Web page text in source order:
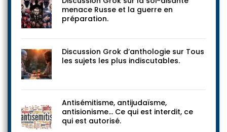
menace Russe et la guerre en
préparation.
Discussion Grok d’anthologie sur Tous
les sujets les plus indiscutables.
Antisémitisme, antijudaïsme,
antisionisme… Ce qui est interdit, ce
qui est autorisé.